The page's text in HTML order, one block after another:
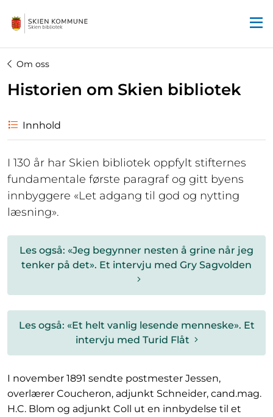
Om oss
Historien om Skien bibliotek
Innhold
I 130 år har Skien bibliotek oppfylt stifternes
fundamentale første paragraf og gitt byens
innbyggere «Let adgang til god og nytting
læsning».
Les også: «Jeg begynner nesten å grine når jeg
tenker på det». Et intervju med Gry Sagvolden
Les også: «Et helt vanlig lesende menneske». Et
intervju med Turid Flåt
I november 1891 sendte postmester Jessen,
overlærer Coucheron, adjunkt Schneider, cand.mag.
H.C. Blom og adjunkt Coll ut en innbydelse til et